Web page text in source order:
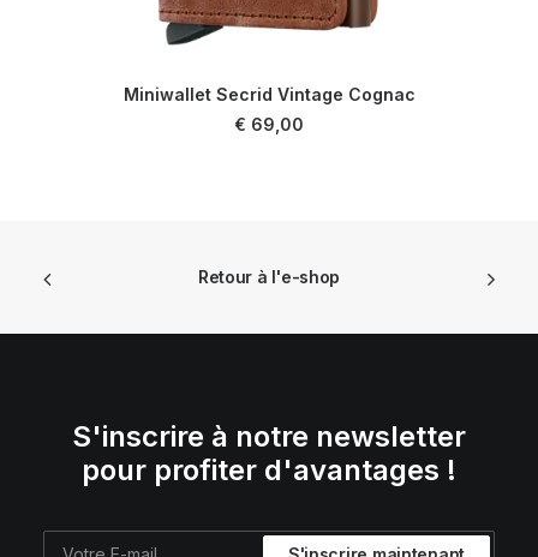
Miniwallet Secrid Vintage Cognac
€ 69,00
Retour à l'e-shop
S'inscrire à notre newsletter
pour profiter d'avantages !